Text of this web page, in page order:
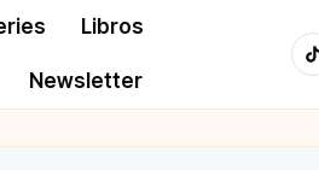
Libros
Newsletter